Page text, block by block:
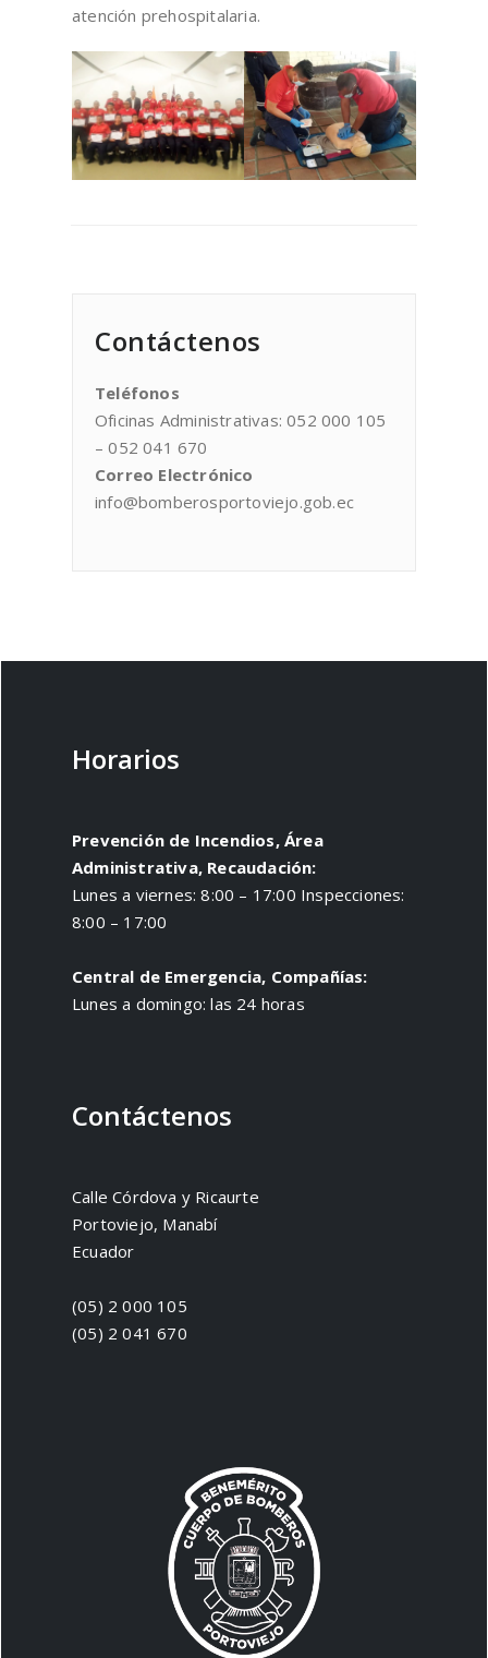
atención prehospitalaria.
Contáctenos
Teléfonos
Oficinas Administrativas: 052 000 105
– 052 041 670
Correo Electrónico
info@bomberosportoviejo.gob.ec
Horarios
Prevención de Incendios, Área
Administrativa, Recaudación:
Lunes a viernes: 8:00 – 17:00 Inspecciones:
8:00 – 17:00
Central de Emergencia, Compañías:
Lunes a domingo: las 24 horas
Contáctenos
Calle Córdova y Ricaurte
Portoviejo, Manabí
Ecuador
(05) 2 000 105
(05) 2 041 670